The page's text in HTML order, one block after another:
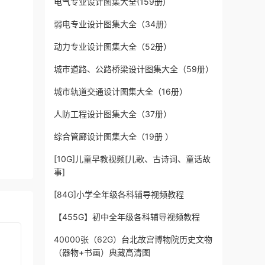
弱电专业设计图集大全（34册）
动力专业设计图集大全（52册）
城市道路、公路桥梁设计图集大全（59册）
城市轨道交通设计图集大全（16册）
人防工程设计图集大全（37册）
综合管廊设计图集大全（19册 ）
[10G]儿童早教视频[儿歌、古诗词、童话故
事]
[84G]小学全年级各科辅导视频教程
【455G】初中全年级各科辅导视频教程
40000张（62G）台北故宫博物院历史文物
（器物+书画）典藏高清图